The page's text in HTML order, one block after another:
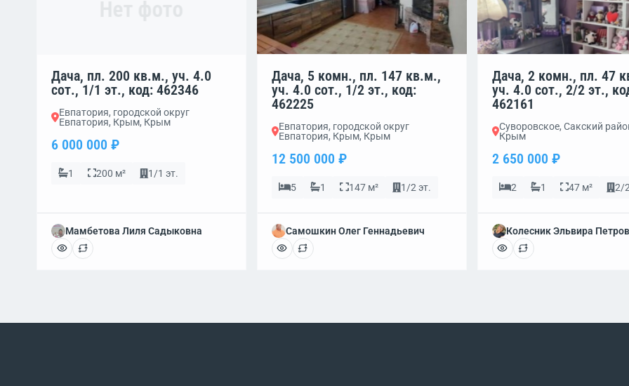
Дача, пл. 200 кв.м., уч. 4.0
сот., 1/1 эт., код: 462346
Евпатория, городской округ
Евпатория, Крым, Крым
6 000 000 ₽
1 200 м² 1/1 эт.
Мамбетова Лиля Садыковна
Дача, 5 комн., пл. 147 кв.м.,
уч. 4.0 сот., 1/2 эт., код:
462225
Евпатория, городской округ
Евпатория, Крым, Крым
12 500 000 ₽
5 1 147 м² 1/2 эт.
Самошкин Олег Геннадьевич
Дача, 2 комн., пл. 47
уч. 4.0 сот., 2/2 эт.,
462161
Суворовское, Сакский
Крым
2 650 000 ₽
2 1 47 м² 2/
Колесник Эльвира